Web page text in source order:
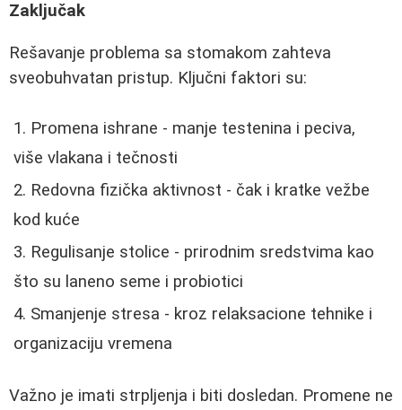
Zaključak
Rešavanje problema sa stomakom zahteva
sveobuhvatan pristup. Ključni faktori su:
Promena ishrane - manje testenina i peciva,
više vlakana i tečnosti
Redovna fizička aktivnost - čak i kratke vežbe
kod kuće
Regulisanje stolice - prirodnim sredstvima kao
što su laneno seme i probiotici
Smanjenje stresa - kroz relaksacione tehnike i
organizaciju vremena
Važno je imati strpljenja i biti dosledan. Promene ne